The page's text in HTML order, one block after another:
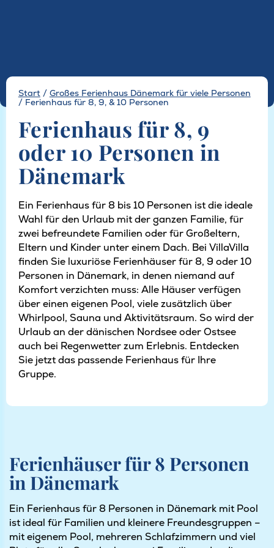
Start/ Großes Ferienhaus Dänemark für viele Personen
/ Ferienhaus für 8, 9, & 10 Personen
Ferienhaus für 8, 9
oder 10 Personen in
Dänemark
Ein Ferienhaus für 8 bis 10 Personen ist die ideale
Wahl für den Urlaub mit der ganzen Familie, für
zwei befreundete Familien oder für Großeltern,
Eltern und Kinder unter einem Dach. Bei VillaVilla
finden Sie luxuriöse Ferienhäuser für 8, 9 oder 10
Personen in Dänemark, in denen niemand auf
Komfort verzichten muss: Alle Häuser verfügen
über einen eigenen Pool, viele zusätzlich über
Whirlpool, Sauna und Aktivitätsraum. So wird der
Urlaub an der dänischen Nordsee oder Ostsee
auch bei Regenwetter zum Erlebnis. Entdecken
Sie jetzt das passende Ferienhaus für Ihre
Gruppe.
Ferienhäuser für 8 Personen
in Dänemark
Ein Ferienhaus für 8 Personen in Dänemark mit Pool
ist ideal für Familien und kleinere Freundesgruppen –
mit eigenem Pool, mehreren Schlafzimmern und viel